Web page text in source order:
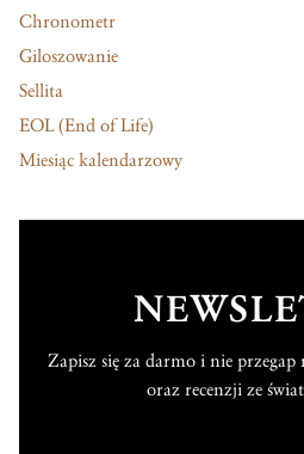
Chronometr
Giloszowanie
Sellita
EOL (End of Life)
Miesiąc kalendarzowy
Zapisz się za darmo i nie
oraz recenzji ze